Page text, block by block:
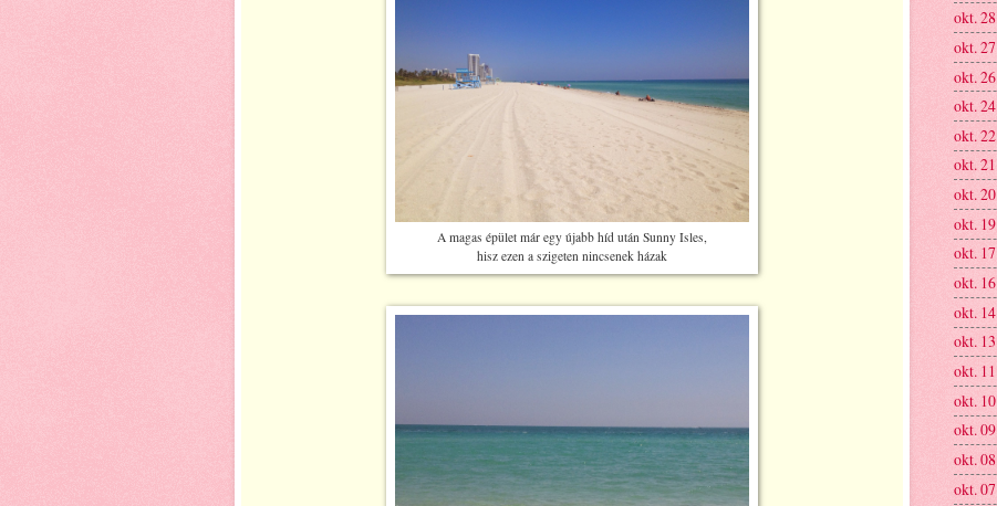
A magas épület már egy újabb híd után Sunny Isles,
hisz ezen a szigeten nincsenek házak
okt. 28
okt. 27
okt. 26
okt. 24
okt. 22
okt. 21
okt. 20
okt. 19
okt. 17
okt. 16
okt. 14
okt. 13
okt. 11
okt. 10
okt. 09
okt. 08
okt. 07